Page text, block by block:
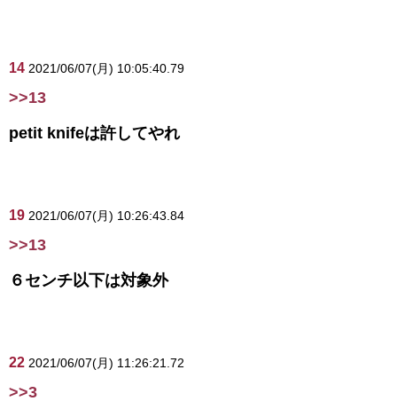
14 2021/06/07(月) 10:05:40.79
>>13
petit knifeは許してやれ
19 2021/06/07(月) 10:26:43.84
>>13
６センチ以下は対象外
22 2021/06/07(月) 11:26:21.72
>>3